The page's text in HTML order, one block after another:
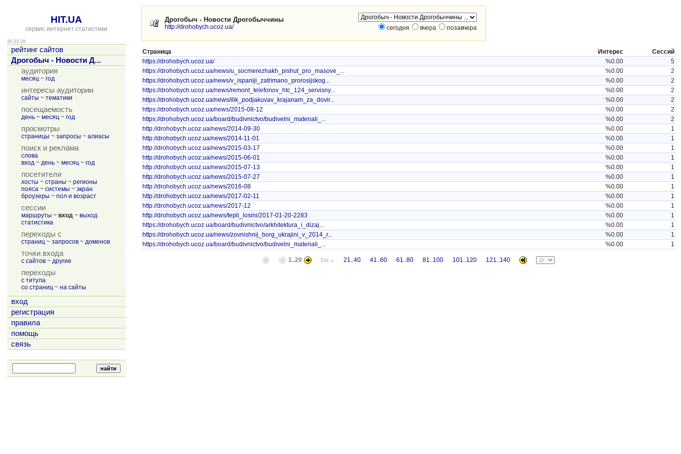
HIT.UA
сервис интернет статистики
20:23:29
рейтинг сайтов
Дрогобыч - Новости Д...
аудитория
месяц ~ год
интересы аудитории
сайты ~ тематики
посещаемость
день ~ месяц ~ год
просмотры
страницы ~ запросы ~ алиасы
поиск и реклама
слова
вход ~ день ~ месяц ~ год
посетители
хосты ~ страны ~ регионы
пояса ~ системы ~ экран
броузеры ~ пол и возраст
сессии
маршруты ~ вход ~ выход
статистика
переходы с
страниц ~ запросов ~ доменов
точки входа
с сайтов ~ другие
переходы
с титула
со страниц ~ на сайты
вход
регистрация
правила
помощь
связь
Дрогобыч - Новости Дрогобыччины
http://drohobych.ucoz.ua/ сегодня вчера позавчера
Страница Интерес
Сессий
https://drohobych.ucoz.ua/
%0.00
5
https://drohobych.ucoz.ua/news/u_socmerezhakh_pishut_pro_masove_...
%0.00
2
https://drohobych.ucoz.ua/news/v_ispaniji_zatrimano_prorosijskog...
%0.00
2
https://drohobych.ucoz.ua/news/remont_telefonov_htc_124_servisny...
%0.00
2
https://drohobych.ucoz.ua/news/ilik_podjakuvav_krajanam_za_dovir...
%0.00
2
https://drohobych.ucoz.ua/news/2015-08-12
%0.00
2
https://drohobych.ucoz.ua/board/budivnictvo/budivelni_materiali_...
%0.00
2
http://drohobych.ucoz.ua/news/2014-09-30
%0.00
1
http://drohobych.ucoz.ua/news/2014-11-01
%0.00
1
http://drohobych.ucoz.ua/news/2015-03-17
%0.00
1
http://drohobych.ucoz.ua/news/2015-06-01
%0.00
1
http://drohobych.ucoz.ua/news/2015-07-13
%0.00
1
http://drohobych.ucoz.ua/news/2015-07-27
%0.00
1
http://drohobych.ucoz.ua/news/2016-08
%0.00
1
http://drohobych.ucoz.ua/news/2017-02-11
%0.00
1
http://drohobych.ucoz.ua/news/2017-12
%0.00
1
http://drohobych.ucoz.ua/news/tepli_losini/2017-01-20-2283
%0.00
1
https://drohobych.ucoz.ua/board/budivnictvo/arkhitektura_i_dizaj...
%0.00
1
https://drohobych.ucoz.ua/news/zovnishnij_borg_ukrajini_v_2014_r...
%0.00
1
https://drohobych.ucoz.ua/board/budivnictvo/budivelni_materiali_...
%0.00 1
1..20 Ctrl → 21..40 41..60 61..80 81..100 101..120 121..140